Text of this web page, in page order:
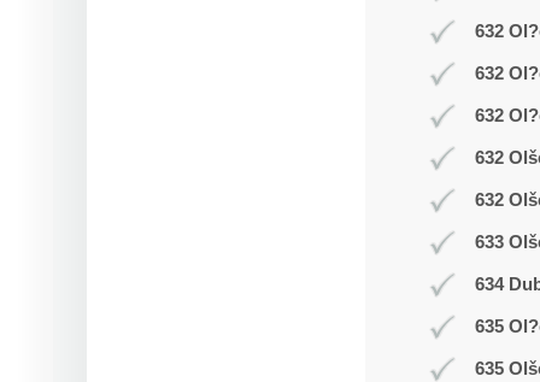
632
632
632
632
632
633
634
635
635